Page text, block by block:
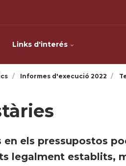
Links d'interés
Informes d'execució 2022
els pressupostos
legalment establits,